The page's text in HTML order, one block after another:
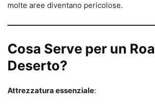
molte aree diventano pericolose.
Cosa Serve per un
Deserto?
Attrezzatura essenziale: